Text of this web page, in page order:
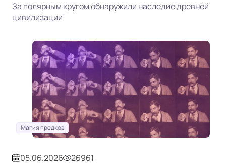
За полярным кругом обнаружили наследие древней
цивилизации
Магия предков
05.06.2026 26961